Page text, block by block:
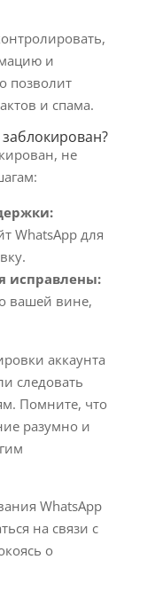
и
позволит
и спама.
не
WhatsApp для
исправлены:
вашей вине,
аккаунта
следовать
Помните, что
разумно и
WhatsApp
на связи с
о